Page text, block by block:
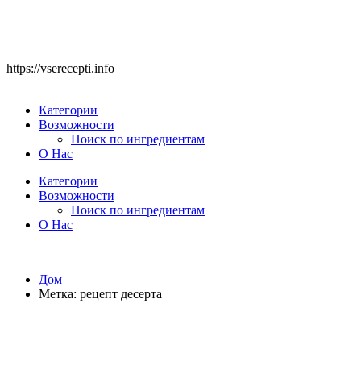
https://vserecepti.info
Категории
Возможности
Поиск по ингредиентам
О Нас
Категории
Возможности
Поиск по ингредиентам
О Нас
Дом
Метка: рецепт десерта